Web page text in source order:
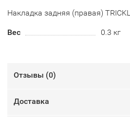
Накладка задняя (правая)
Вес 0.3 кг
Отзывы (0)
Доставка